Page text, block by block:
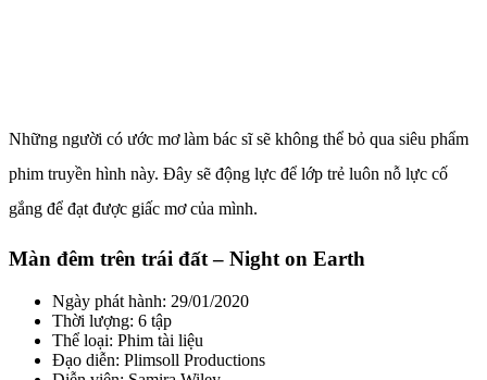
Những người có ước mơ làm bác sĩ sẽ không thể bỏ qua siêu phẩm
phim truyền hình này. Đây sẽ động lực để lớp trẻ luôn nỗ lực cố
gắng để đạt được giấc mơ của mình.
Màn đêm trên trái đất – Night on Earth
Ngày phát hành: 29/01/2020
Thời lượng: 6 tập
Thể loại: Phim tài liệu
Đạo diễn: Plimsoll Productions